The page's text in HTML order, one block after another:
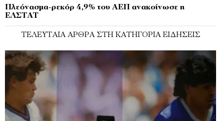
Πλεόνασμα-ρεκόρ 4,9% του ΑΕΠ ανακοίνωσε η
ΕΛΣΤΑΤ
ΤΕΛΕΥΤΑΊΑ ΆΡΘΡΑ ΣΤΗ ΚΑΤΗΓΟΡΊΑ ΕΙΔΉΣΕΙΣ